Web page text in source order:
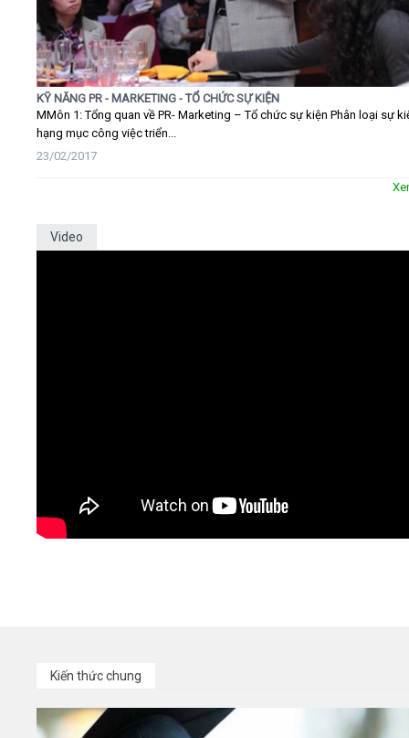
KỸ NĂNG PR - MARKETING - TỔ CHỨC SỰ KIỆN
MMôn 1: Tổng quan về PR- Marketing – Tổ chức sự kiện Phân loại sự
hạng mục công việc triển...
23/02/2017
Video
Kiến thức chung